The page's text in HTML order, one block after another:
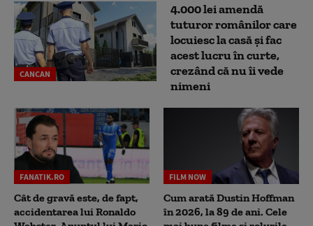
CANCAN
4.000 lei amendă
tuturor românilor care
locuiesc la casă și fac
acest lucru în curte,
crezând că nu îi vede
nimeni
FANATIK.RO
Cât de gravă este, de fapt,
accidentarea lui Ronaldo
FILM NOW
Cum arată Dustin Hoffman
în 2026, la 89 de ani. Cele